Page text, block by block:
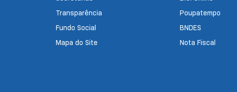
Transparência
Fundo Social
Mapa do Site
Poupatempo
BNDES
Nota Fiscal